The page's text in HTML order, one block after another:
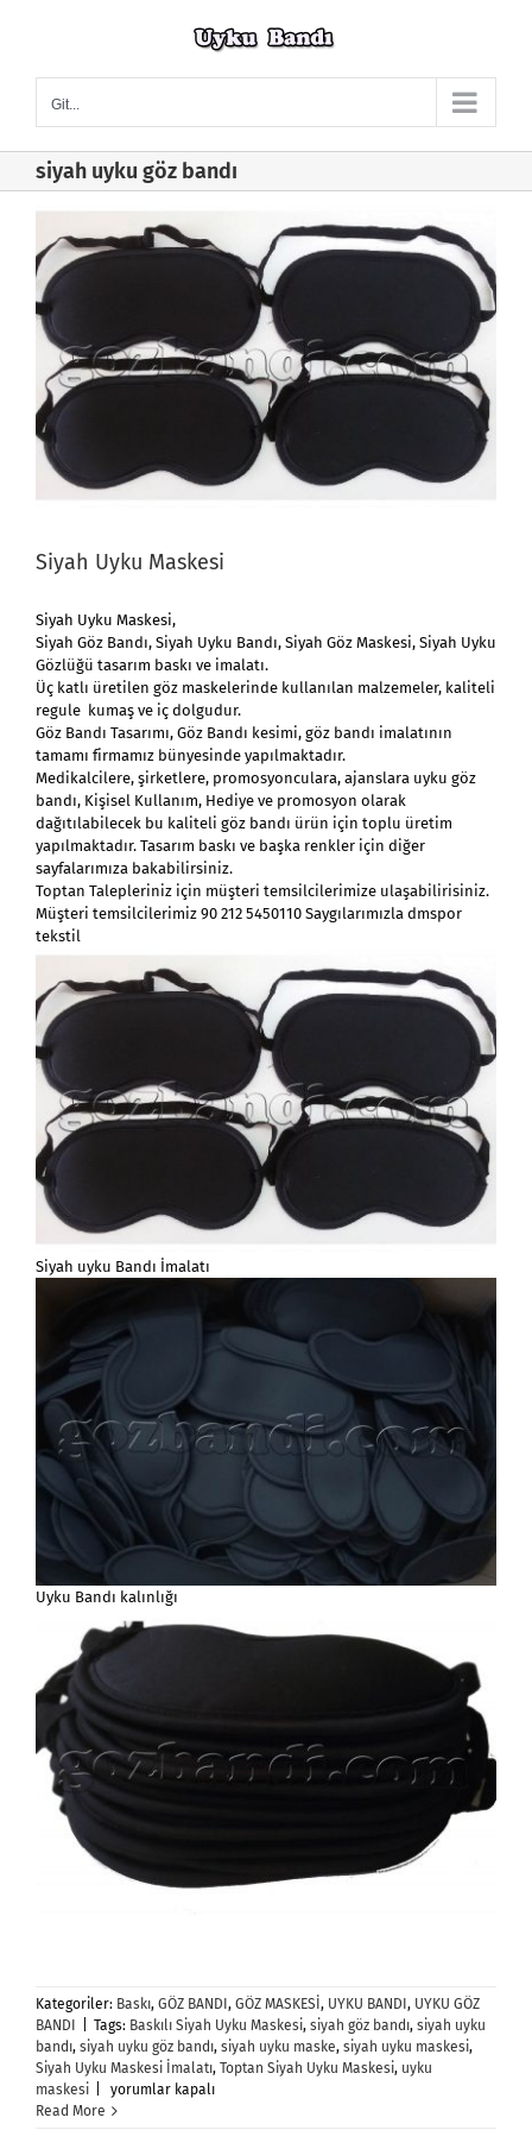
Git...
siyah uyku göz bandı
Siyah Uyku Maskesi
Siyah Uyku Maskesi,
Siyah Göz Bandı, Siyah Uyku Bandı, Siyah Göz Maskesi, Siyah Uyku
Gözlüğü tasarım baskı ve imalatı.
Üç katlı üretilen göz maskelerinde kullanılan malzemeler, kaliteli
regule kumaş ve iç dolgudur.
Göz Bandı Tasarımı, Göz Bandı kesimi, göz bandı imalatının
tamamı firmamız bünyesinde yapılmaktadır.
Medikalcilere, şirketlere, promosyonculara, ajanslara uyku göz
bandı, Kişisel Kullanım, Hediye ve promosyon olarak
dağıtılabilecek bu kaliteli göz bandı ürün için toplu üretim
yapılmaktadır. Tasarım baskı ve başka renkler için diğer
sayfalarımıza bakabilirsiniz.
Toptan Talepleriniz için müşteri temsilcilerimize ulaşabilirisiniz.
Müşteri temsilcilerimiz 90 212 5450110 Saygılarımızla dmspor
tekstil
Siyah uyku Bandı İmalatı
Uyku Bandı kalınlığı
Kategoriler: Baskı, GÖZ BANDI , GÖZ MASKESİ , UYKU BANDI , UYKU GÖZ
BANDI
Tags: Baskılı Siyah Uyku Maskesi, siyah göz bandı, siyah uyku
bandı, siyah uyku göz bandı, siyah uyku maske, siyah uyku maskesi,
Siyah Uyku Maskesi İmalatı, Toptan Siyah Uyku Maskesi, uyku
maskesi
Siyah
Uyku
yorumlar kapalı
Read More